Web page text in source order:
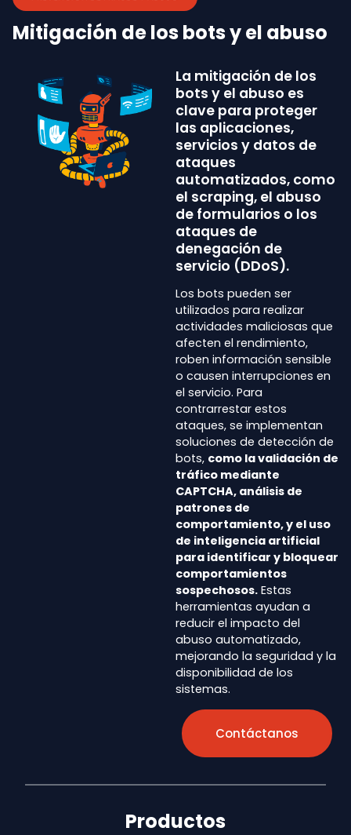
Mitigación de los bots y el abuso
La mitigación de los
bots y el abuso es
clave para proteger
las aplicaciones,
servicios y datos de
ataques
automatizados, como
el scraping, el abuso
de formularios o los
ataques de
denegación de
servicio (DDoS).
Los bots pueden ser
utilizados para realizar
actividades maliciosas que
afecten el rendimiento,
roben información sensible
o causen interrupciones en
el servicio. Para
contrarrestar estos
ataques, se implementan
soluciones de detección de
bots, como la validación de
tráfico mediante
CAPTCHA, análisis de
patrones de
comportamiento, y el uso
de inteligencia artificial
para identificar y bloquear
comportamientos
sospechosos. Estas
herramientas ayudan a
reducir el impacto del
abuso automatizado,
mejorando la seguridad y la
disponibilidad de los
sistemas.
Contáctanos
Productos